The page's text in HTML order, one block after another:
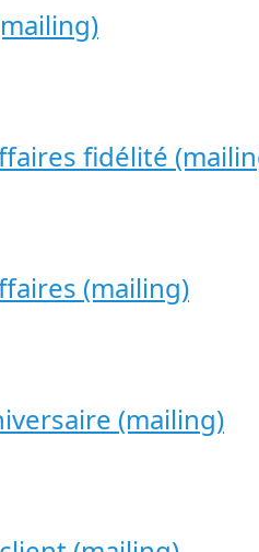
fidélité
(mailing)
(mailing)